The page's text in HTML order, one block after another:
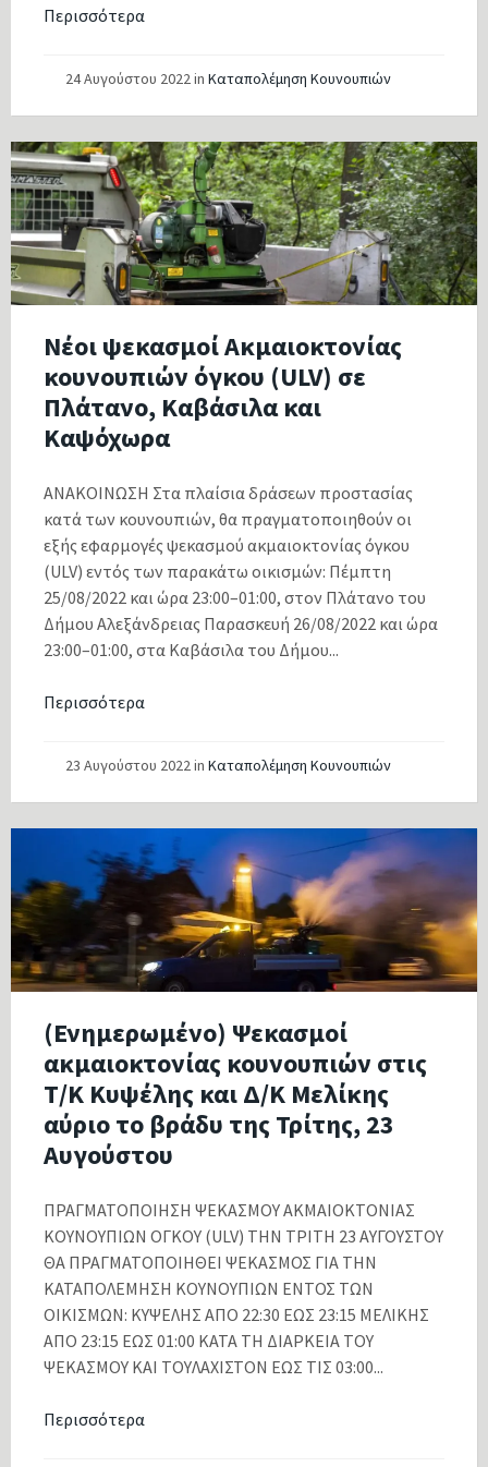
Περισσότερα
24 Αυγούστου 2022in Καταπολέμηση Κουνουπιών
Νέοι ψεκασμοί Ακμαιοκτονίας
κουνουπιών όγκου (ULV) σε
Πλάτανο, Καβάσιλα και
Καψόχωρα
ΑΝΑΚΟΙΝΩΣΗ Στα πλαίσια δράσεων προστασίας
κατά των κουνουπιών, θα πραγματοποιηθούν οι
εξής εφαρμογές ψεκασμού ακμαιοκτονίας όγκου
(ULV) εντός των παρακάτω οικισμών: Πέμπτη
25/08/2022 και ώρα 23:00–01:00, στον Πλάτανο του
Δήμου Αλεξάνδρειας Παρασκευή 26/08/2022 και ώρα
23:00–01:00, στα Καβάσιλα του Δήμου...
Περισσότερα
23 Αυγούστου 2022in Καταπολέμηση Κουνουπιών
(Ενημερωμένο) Ψεκασμοί
ακμαιοκτονίας κουνουπιών στις
Τ/Κ Κυψέλης και Δ/Κ Μελίκης
αύριο το βράδυ της Τρίτης, 23
Αυγούστου
ΠΡΑΓΜΑΤΟΠΟΙΗΣΗ ΨΕΚΑΣΜΟΥ ΑΚΜΑΙΟΚΤΟΝΙΑΣ
ΚΟΥΝΟΥΠΙΩΝ ΟΓΚΟΥ (ULV) ΤΗΝ ΤΡΙΤΗ 23 ΑΥΓΟΥΣΤΟΥ
ΘΑ ΠΡΑΓΜΑΤΟΠΟΙΗΘΕΙ ΨΕΚΑΣΜΟΣ ΓΙΑ ΤΗΝ
ΚΑΤΑΠΟΛΕΜΗΣΗ ΚΟΥΝΟΥΠΙΩΝ ΕΝΤΟΣ ΤΩΝ
ΟΙΚΙΣΜΩΝ: ΚΥΨΕΛΗΣ ΑΠΟ 22:30 ΕΩΣ 23:15 ΜΕΛΙΚΗΣ
ΑΠΟ 23:15 ΕΩΣ 01:00 ΚΑΤΑ ΤΗ ΔΙΑΡΚΕΙΑ ΤΟΥ
ΨΕΚΑΣΜΟΥ ΚΑΙ ΤΟΥΛΑΧΙΣΤΟΝ ΕΩΣ ΤΙΣ 03:00...
Περισσότερα